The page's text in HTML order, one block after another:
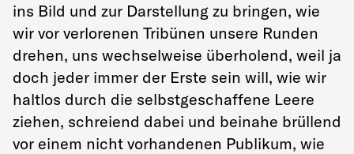
ins Bild und zur Darstellung zu bringen, wie
wir vor verlorenen Tribünen unsere Runden
drehen, uns wechselweise überholend, weil ja
doch jeder immer der Erste sein will, wie wir
haltlos durch die selbstgeschaffene Leere
ziehen, schreiend dabei und beinahe brüllend
vor einem nicht vorhandenen Publikum, wie